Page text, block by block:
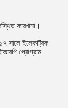
কারখানা।
সালে ইলেকট্রিক
ইআরপি প্রোগ্রাম